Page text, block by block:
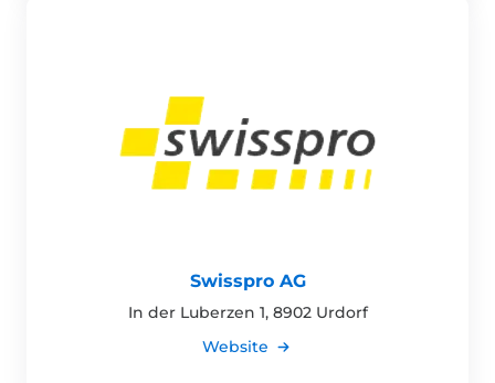
Swisspro AG
In der Luberzen 1, 8902 Urdorf
Website